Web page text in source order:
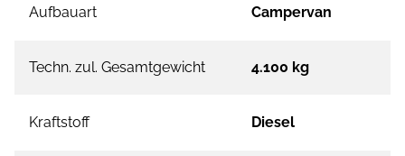
Aufbauart Campervan
Techn. zul. Gesamtgewicht 4.100 kg
Kraftstoff Diesel